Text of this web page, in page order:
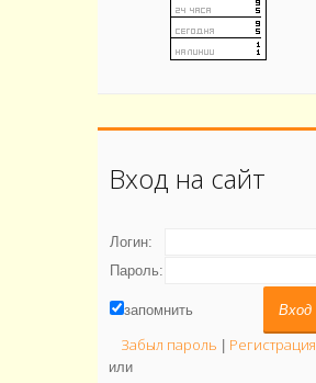
Вход на сайт
Логин:
Пароль:
запомнить
Забыл пароль Регистрация
или